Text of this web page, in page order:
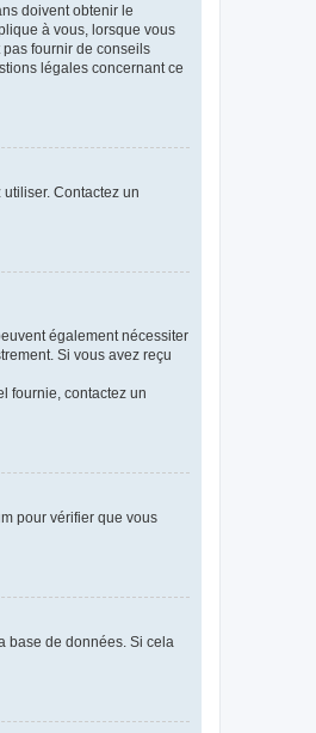
doivent obtenir le
à vous, lorsque vous
fournir de conseils
légales concernant ce
Contactez un
également nécessiter
Si vous avez reçu
fournie, contactez un
pour vérifier que vous
base de données. Si cela